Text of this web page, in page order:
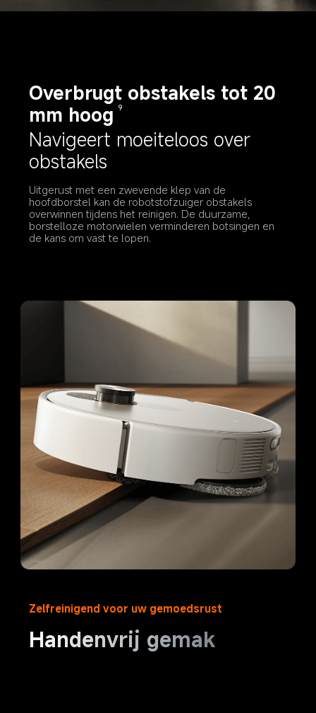
Overbrugt obstakels tot 20
mm hoog 9
Navigeert moeiteloos over
obstakels
Uitgerust met een zwevende klep van de
hoofdborstel kan de robotstofzuiger obstakels
overwinnen tijdens het reinigen. De duurzame,
borstelloze motorwielen verminderen botsingen en
de kans om vast te lopen.
Zelfreinigend voor uw gemoedsrust
Handenvrij gemak